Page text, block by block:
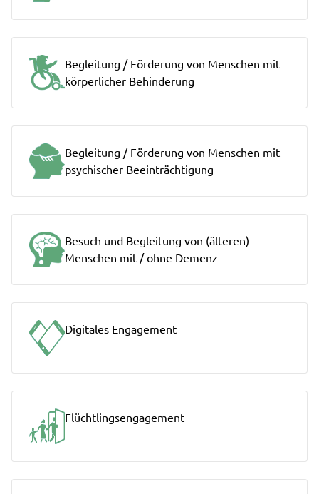
Begleitung / Förderung von Menschen mit
körperlicher Behinderung
Begleitung / Förderung von Menschen mit
psychischer Beeinträchtigung
Besuch und Begleitung von (älteren)
Menschen mit / ohne Demenz
Digitales Engagement
Flüchtlingsengagement